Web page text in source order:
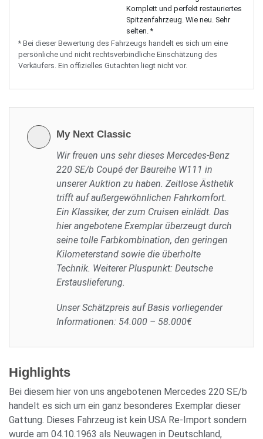
My Next Classic
Wir freuen uns sehr dieses Mercedes-Benz
220 SE/b Coupé der Baureihe W111 in
unserer Auktion zu haben. Zeitlose Ästhetik
trifft auf außergewöhnlichen Fahrkomfort.
Ein Klassiker, der zum Cruisen einlädt. Das
hier angebotene Exemplar überzeugt durch
seine tolle Farbkombination, den geringen
Kilometerstand sowie die überholte
Technik. Weiterer Pluspunkt: Deutsche
Erstauslieferung.
Unser Schätzpreis auf Basis vorliegender
Informationen: 54.000 – 58.000€
Highlights
Bei diesem hier von uns angebotenen Mercedes 220 SE/b
handelt es sich um ein ganz besonderes Exemplar dieser
Gattung. Dieses Fahrzeug ist kein USA Re-Import sondern
wurde am 04.10.1963 als Neuwagen in Deutschland,
Komplett und perfekt restauriertes
Spitzenfahrzeug. Wie neu. Sehr
selten. *
* Bei dieser Bewertung des Fahrzeugs handelt es sich um eine
persönliche und nicht rechtsverbindliche Einschätzung des
Verkäufers. Ein offizielles Gutachten liegt nicht vor.